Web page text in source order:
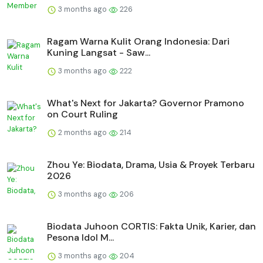
3 months ago 226
Ragam Warna Kulit Orang Indonesia: Dari
Kuning Langsat - Saw...
3 months ago 222
What's Next for Jakarta? Governor Pramono
on Court Ruling
2 months ago 214
Zhou Ye: Biodata, Drama, Usia & Proyek Terbaru
2026
3 months ago 206
Biodata Juhoon CORTIS: Fakta Unik, Karier, dan
Pesona Idol M...
3 months ago 204